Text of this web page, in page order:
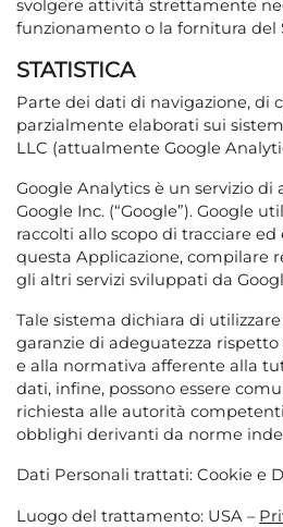
svolgere attività strettamente
funzionamento o la fornitura del
STATISTICA
Parte dei dati di navigazione, di
parzialmente elaborati sui
LLC (attualmente Google
Google Analytics è un servizio
Google Inc. (“Google”). Google
raccolti allo scopo di tracciare ed
questa Applicazione, compilare
gli altri servizi sviluppati da
Tale sistema dichiara di
garanzie di adeguatezza
e alla normativa afferente alla
dati, infine, possono essere
richiesta alle autorità
obblighi derivanti da norme
Dati Personali trattati: Cookie e
Luogo del trattamento: USA –